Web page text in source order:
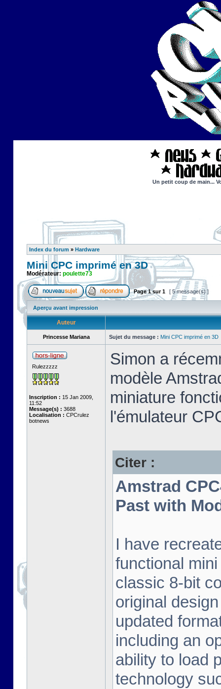
Un petit coup de main...
Index du forum » Hardware
Mini CPC imprimé en 3D
Modérateur: poulette73
Page1sur1 [ 5 message(s) ]
Aperçu avant impression
Auteur
Princesse Mariana Sujet du message : Mini CPC imprimé en 3D
Rulezzzzz
Inscription : 15 Jan 2009,
11:52
Message(s) : 3688
Localisation : CPCrulez
botnews
Simon a
modèle
miniature
l'émulateur
Citer :
Amstrad
Past with
I have
functional
classic 8-bit
original
updated
including an
ability to load
technology